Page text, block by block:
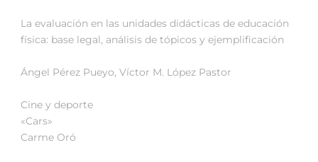
La evaluación en las unidades didácticas de educación
física: base legal, análisis de tópicos y ejemplificación
Ángel Pérez Pueyo, Víctor M. López Pastor
Cine y deporte
«Cars»
Carme Oró